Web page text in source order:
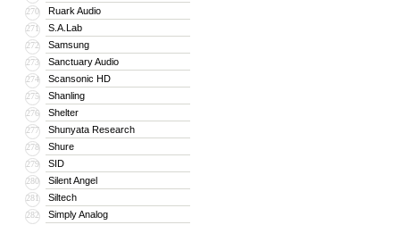
270 Ruark Audio
271 S.A.Lab
272 Samsung
273 Sanctuary Audio
274 Scansonic HD
275 Shanling
276 Shelter
277 Shunyata Research
278 Shure
279 SID
280 Silent Angel
281 Siltech
282 Simply Analog